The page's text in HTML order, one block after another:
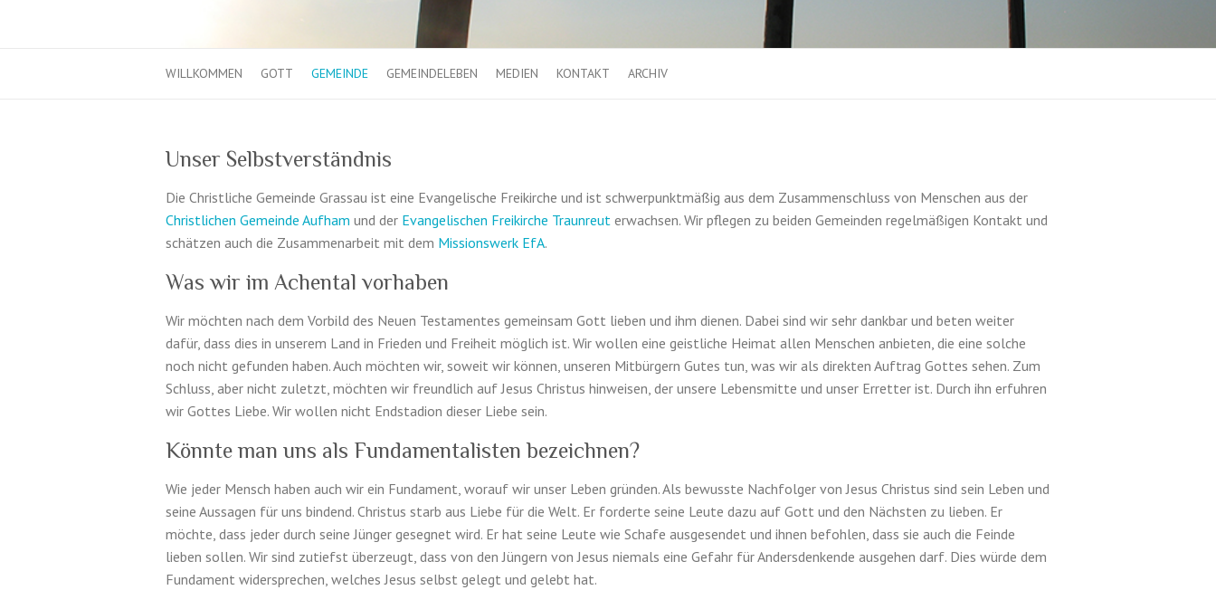
WILLKOMMEN GOTT GEMEINDE GEMEINDELEBEN MEDIEN KONTAKT ARCHIV
Unser Selbstverständnis
Die Christliche Gemeinde Gras­sau ist eine Evan­ge­lis­che Freikirche und ist schw­er­punk­t­mäßig aus dem Zusam­men­schluss von Men­schen aus der
Christlichen Gemeinde Aufham und der Evan­ge­lis­chen Freikirche Traun­reut erwach­sen. Wir pfle­gen zu bei­den Gemein­den regelmäßi­gen Kon­takt und
schätzen auch die Zusam­me­nar­beit mit dem Mis­sion­swerk EfA.
Was wir im Achental vorhaben
Wir möchten nach dem Vor­bild des Neuen Tes­ta­mentes gemein­sam Gott lieben und ihm dienen. Dabei sind wir sehr dankbar und beten weiter
dafür, dass dies in unserem Land in Frieden und Frei­heit möglich ist. Wir wollen eine geistliche Heimat allen Men­schen anbi­eten, die eine solche
noch nicht gefun­den haben. Auch möchten wir, soweit wir kön­nen, unseren Mit­bürg­ern Gutes tun, was wir als direk­ten Auf­trag Gottes sehen. Zum
Schluss, aber nicht zuletzt, möchten wir fre­undlich auf Jesus Chris­tus hin­weisen, der unsere Lebens­mitte und unser Erret­ter ist. Durch ihn erfuhren
wir Gottes Liebe. Wir wollen nicht End­sta­dion dieser Liebe sein.
Könnte man uns als Fundamentalisten bezeichnen?
Wie jeder Men­sch haben auch wir ein Fun­da­ment, worauf wir unser Leben grün­den. Als bewusste Nach­fol­ger von Jesus Chris­tus sind sein Leben und
seine Aus­sagen für uns bindend. Chris­tus starb aus Liebe für die Welt. Er forderte seine Leute dazu auf Gott und den Näch­sten zu lieben. Er
möchte, dass jeder durch seine Jünger geseg­net wird. Er hat seine Leute wie Schafe aus­ge­sendet und ihnen befohlen, dass sie auch die Feinde
lieben sollen. Wir sind zutiefst überzeugt, dass von den Jüngern von Jesus niemals eine Gefahr für Ander­s­denk­ende aus­ge­hen darf. Dies würde dem
Fun­da­ment wider­sprechen, welches Jesus selbst gelegt und gelebt hat.